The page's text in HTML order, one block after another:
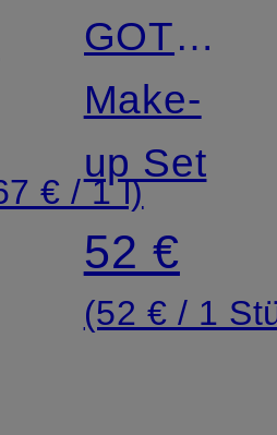
€ / 1 l)
GOT
AURA
Make-
up Set
52 €
(52 € / 1